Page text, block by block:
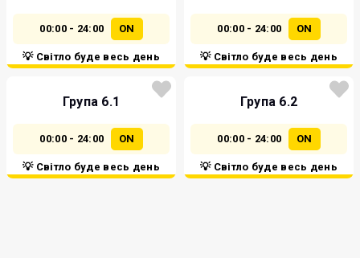
00:00 - 24:00 ON
💡 Світло буде весь день
00:00 - 24:00 ON
💡 Світло буде весь день
Група 6.1
00:00 - 24:00 ON
💡 Світло буде весь день
Група 6.2
00:00 - 24:00 ON
💡 Світло буде весь день